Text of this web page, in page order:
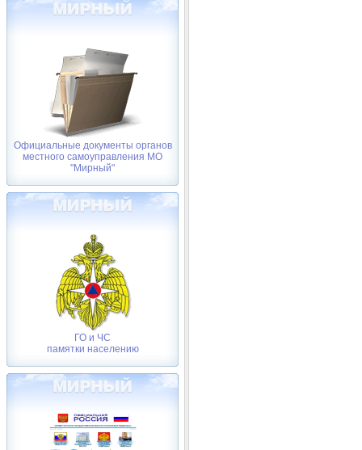
Официальные документы органов
местного самоуправления МО
"Мирный"
ГО и ЧС
памятки населению